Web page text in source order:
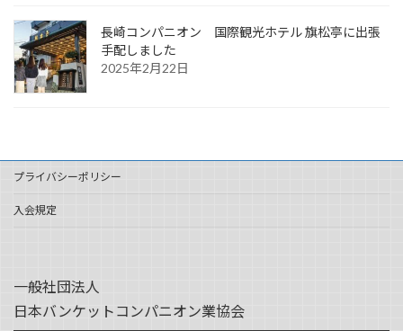
長崎コンパニオン 国際観光ホテル 旗松亭に出張
手配しました
2025年2月22日
プライバシーポリシー
入会規定
一般社団法人
日本バンケットコンパニオン業協会